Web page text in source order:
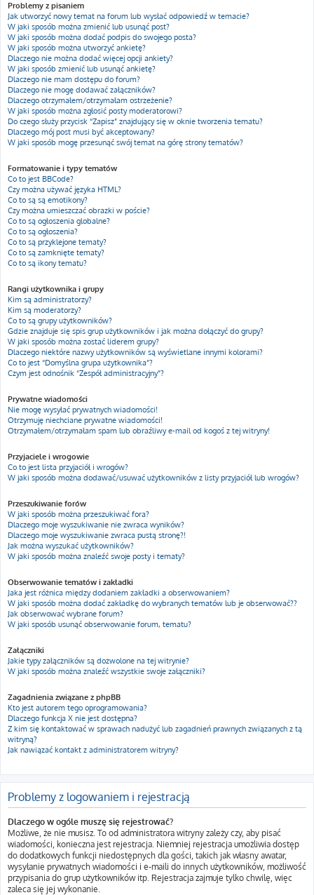
Problemy z pisaniem
Jak utworzyć nowy temat na forum lub wysłać odpowiedź w temacie?
W jaki sposób można zmienić lub usunąć post?
W jaki sposób można dodać podpis do swojego posta?
W jaki sposób można utworzyć ankietę?
Dlaczego nie można dodać więcej opcji ankiety?
W jaki sposób zmienić lub usunąć ankietę?
Dlaczego nie mam dostępu do forum?
Dlaczego nie mogę dodawać załączników?
Dlaczego otrzymałem/otrzymałam ostrzeżenie?
W jaki sposób można zgłosić posty moderatorowi?
Do czego służy przycisk “Zapisz” znajdujący się w oknie tworzenia tematu?
Dlaczego mój post musi być akceptowany?
W jaki sposób mogę przesunąć swój temat na górę strony tematów?
Formatowanie i typy tematów
Co to jest BBCode?
Czy można używać języka HTML?
Co to są są emotikony?
Czy można umieszczać obrazki w poście?
Co to są ogłoszenia globalne?
Co to są ogłoszenia?
Co to są przyklejone tematy?
Co to są zamknięte tematy?
Co to są ikony tematu?
Rangi użytkownika i grupy
Kim są administratorzy?
Kim są moderatorzy?
Co to są grupy użytkowników?
Gdzie znajduje się spis grup użytkowników i jak można dołączyć do grupy?
W jaki sposób można zostać liderem grupy?
Dlaczego niektóre nazwy użytkowników są wyświetlane innymi kolorami?
Co to jest “Domyślna grupa użytkownika”?
Czym jest odnośnik “Zespół administracyjny”?
Prywatne wiadomości
Nie mogę wysyłać prywatnych wiadomości!
Otrzymuję niechciane prywatne wiadomości!
Otrzymałem/otrzymałam spam lub obraźliwy e-mail od kogoś z tej witryny!
Przyjaciele i wrogowie
Co to jest lista przyjaciół i wrogów?
W jaki sposób można dodawać/usuwać użytkowników z listy przyjaciół lub wrogów?
Przeszukiwanie forów
W jaki sposób można przeszukiwać fora?
Dlaczego moje wyszukiwanie nie zwraca wyników?
Dlaczego moje wyszukiwanie zwraca pustą stronę?!
Jak można wyszukać użytkowników?
W jaki sposób można znaleźć swoje posty i tematy?
Obserwowanie tematów i zakładki
Jaka jest różnica między dodaniem zakładki a obserwowaniem?
W jaki sposób można dodać zakładkę do wybranych tematów lub je obserwować??
Jak obserwować wybrane forum?
W jaki sposób usunąć obserwowanie forum, tematu?
Załączniki
Jakie typy załączników są dozwolone na tej witrynie?
W jaki sposób można znaleźć wszystkie swoje załączniki?
Zagadnienia związane z phpBB
Kto jest autorem tego oprogramowania?
Dlaczego funkcja X nie jest dostępna?
Z kim się kontaktować w sprawach nadużyć lub zagadnień prawnych związanych z tą
witryną?
Jak nawiązać kontakt z administratorem witryny?
Problemy z logowaniem i rejestracją
Dlaczego w ogóle muszę się rejestrować?
Możliwe, że nie musisz. To od administratora witryny zależy czy, aby pisać
wiadomości, konieczna jest rejestracja. Niemniej rejestracja umożliwia dostęp
do dodatkowych funkcji niedostępnych dla gości, takich jak własny awatar,
wysyłanie prywatnych wiadomości i e-maili do innych użytkowników, możliwość
przypisania do grup użytkowników itp. Rejestracja zajmuje tylko chwilę, więc
zaleca się jej wykonanie.